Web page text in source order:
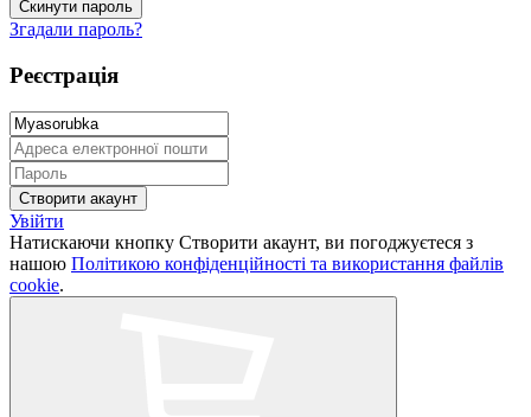
Згадали пароль?
Реєстрація
Увійти
Натискаючи кнопку Створити акаунт, ви погоджуєтеся з
нашою Політикою конфіденційності та використання файлів
cookie.